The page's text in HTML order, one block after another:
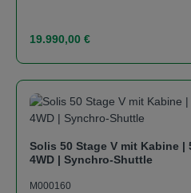
Regulärer Preis:
19.990,00 €
Solis 50 Stage V mit Kabine |
4WD | Synchro-Shuttle
M000160